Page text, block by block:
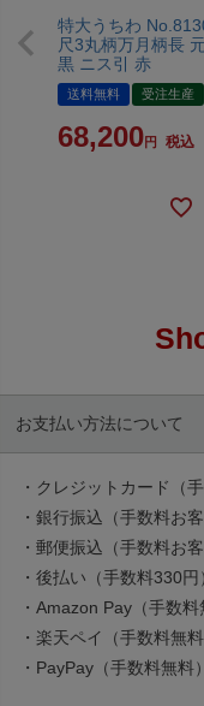
特大うちわ
尺3丸柄万月柄長 元
黒 ニス引 赤
送料無料 受注生産
68,200 税込
お支払い方法について
・クレジットカード（手
・銀行振込（手数料お客
・郵便振込（手数料お客
・後払い（手数料330円
・Amazon Pay（手数料
・楽天ペイ（手数料無料
・PayPay（手数料無料）